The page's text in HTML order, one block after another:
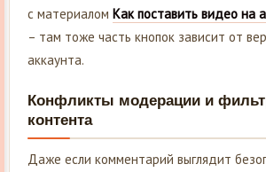
с материалом Как поставить видео на
– там тоже часть кнопок зависит от
аккаунта.
Конфликты модерации и
контента
Даже если комментарий выглядит